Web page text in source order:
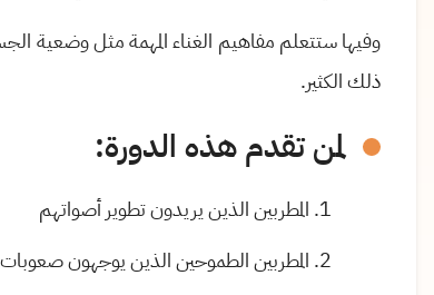
وفيها ستتعلم مفاهيم الغناء المهمة مثل وضعية
ذلك الكثير.
لمن تقدم هذه الدورة:
المطربين الذين يريدون تطوير أصواتهم
المطربين الطموحين الذين يوجهون صعوبات